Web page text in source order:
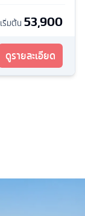
เริ่มต้น 53,900
ดูรายละเอียด